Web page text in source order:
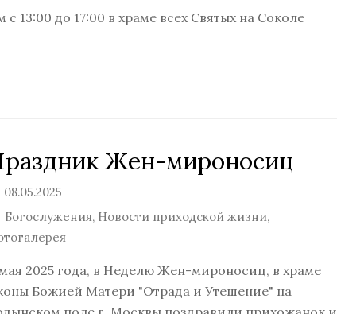
13:00 до 17:00 в храме всех Святых на Соколе
Жен-мироносиц
08.05.2025
Богослужения, Новости приходской жизни,
2025 года, в Неделю Жен-мироносиц, в храме
Божией Матери "Отрада и Утешение" на